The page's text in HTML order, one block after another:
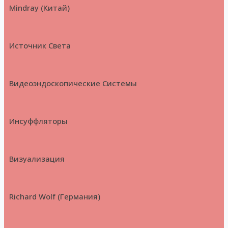
Mindray (Китай)
Источник Света
Видеоэндоскопические Системы
Инсуффляторы
Визуализация
Richard Wolf (Германия)